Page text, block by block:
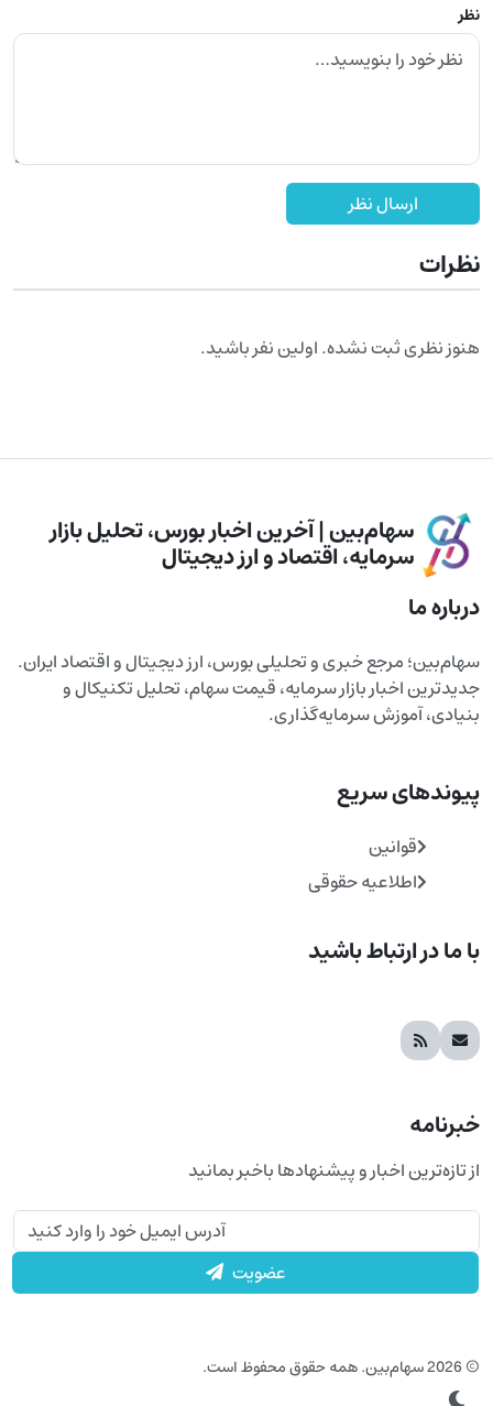
نظر
ارسال نظر
نظرات
هنوز نظری ثبت نشده. اولین نفر باشید.
سهام‌بین | آخرین اخبار بورس، تحلیل بازار
سرمایه، اقتصاد و ارز دیجیتال
درباره ما
سهام‌بین؛ مرجع خبری و تحلیلی بورس، ارز دیجیتال و اقتصاد ایران.
جدیدترین اخبار بازار سرمایه، قیمت سهام، تحلیل تکنیکال و
بنیادی، آموزش سرمایه‌گذاری.
پیوندهای سریع
قوانین
اطلاعیه حقوقی
با ما در ارتباط باشید
خبرنامه
از تازه‌ترین اخبار و پیشنهادها باخبر بمانید
عضویت
© 2026 سهام‌بین. همه حقوق محفوظ است.